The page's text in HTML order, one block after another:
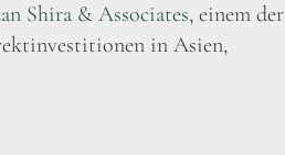
Shira & Associates, einem der
in Asien,